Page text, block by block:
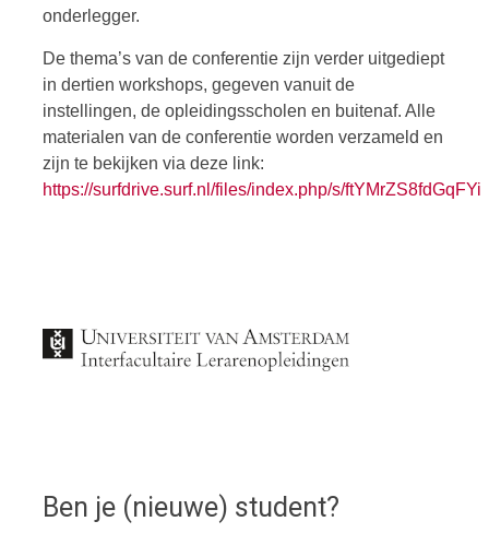
onderlegger.
De thema’s van de conferentie zijn verder uitgediept
in dertien workshops, gegeven vanuit de
instellingen, de opleidingsscholen en buitenaf. Alle
materialen van de conferentie worden verzameld en
zijn te bekijken via deze link:
https://surfdrive.surf.nl/files/index.php/s/ftYMrZS8fdGqFYi
Ben je (nieuwe) student?